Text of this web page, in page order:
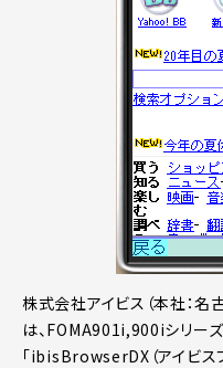
株式会社アイビス（本社：
は、FOMA901i,900iシリー
「ibisBrowserDX（アイビス